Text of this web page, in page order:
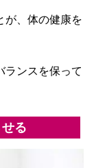
が、体の健康を
ランスを保って
る